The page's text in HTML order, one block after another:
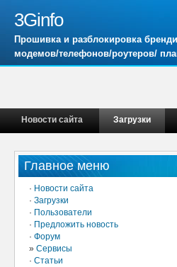
3Ginfo
Прошивка и разблокировка
модемов/телефонов/роутеров/
Новости сайта Загрузки
Главное меню
· Новости сайта
· Загрузки
· Пользователи
· Предложить новость
· Форум
» Сервисы
· Статьи